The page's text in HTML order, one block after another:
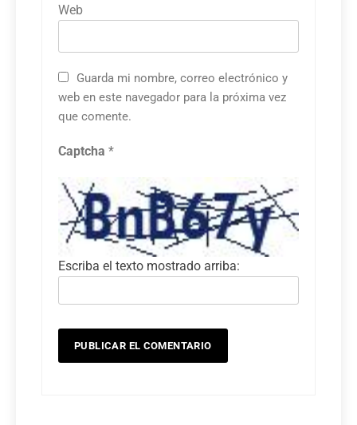
Web
Guarda mi nombre, correo electrónico y
web en este navegador para la próxima vez
que comente.
Captcha *
Escriba el texto mostrado arriba: